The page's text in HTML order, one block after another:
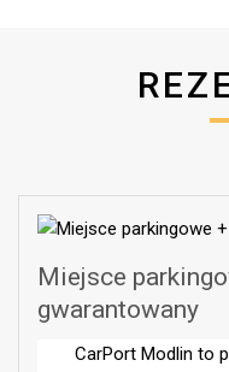
Miejsce
gwarantowany
CarPort Modlin to